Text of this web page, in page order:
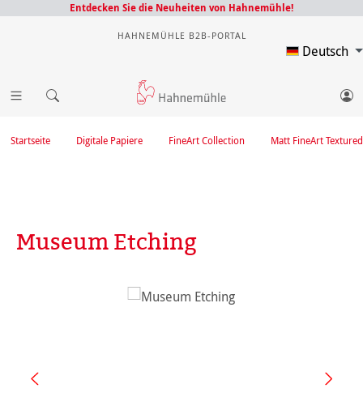
Entdecken Sie die Neuheiten von Hahnemühle!
HAHNEMÜHLE B2B-PORTAL
Deutsch
Matt FineArt Textured
FineArt Collection
Digitale Papiere
Startseite
Museum Etching
Bildergalerie überspringen